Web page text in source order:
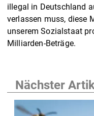
illegal in Deutschland
verlassen muss, diese
unserem Sozialstaat
Milliarden-Beträge.
Nächster